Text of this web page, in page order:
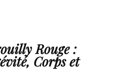
Rouge :
Corps et